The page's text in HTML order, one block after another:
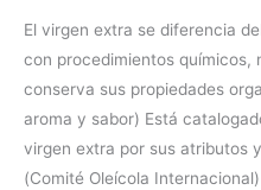
El virgen extra se diferencia
con procedimientos químicos,
conserva sus propiedades
aroma y sabor) Está
virgen extra por sus atributos y
(Comité Oleícola